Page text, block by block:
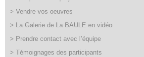
> Vendre vos oeuvres
> La Galerie de La BAULE en vidéo
> Prendre contact avec l’équipe
> Témoignages des participants